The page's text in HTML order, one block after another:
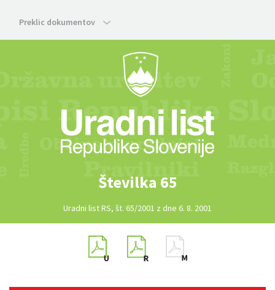
Preklic dokumentov
Številka 65
Uradni list RS, št. 65/2001 z dne 6. 8. 2001